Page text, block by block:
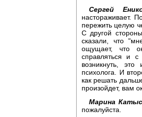
Сергей
настораживает.
пережить целую
С другой
сказали, что
ощущает, что
справляться и
возникнуть,
психолога. И
как решать
произойдет, вам
Марина
пожалуйста.